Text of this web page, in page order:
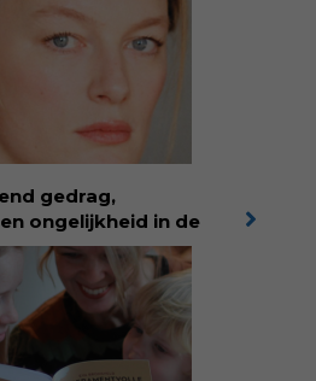
gedrag,
ongelijkheid in de
in eigen buik verbindt
Rodante van der Waal
aan structureel
ze reproductieve
een collectieve, radicale
iedereen die wil